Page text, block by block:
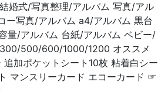
婚式/写真整理/アルバム 写真/アル
ー写真/アルバム a4/アルバム 黒台
量/アルバム 台紙/アルバム ベビー/
500/600/1000/1200 オススメ
加ポケットシート10枚 粘着白シー
マンスリーカード エコーカード ☞